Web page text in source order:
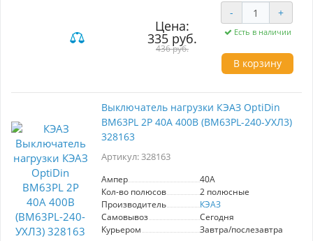
напряжении 400В. Обеспечивает надежную
работу в нормальных условиях и защиту при
аварийных ситуациях, таких как короткое
замыкание. Идеален для использования в
промышленных и бытовых электрических
Цена:
335 руб.
436 руб.
- +
Есть в наличии
В корзину
Выключатель нагрузки КЭАЗ OptiDin
ВМ63PL 2P 40А 400В (BM63PL-240-УХЛ3)
328163
Артикул: 328163
Ампер
40A
Кол-во полюсов
2 полюсные
Производитель
КЭАЗ
Самовывоз
Сегодня
Курьером
Завтра/послезавтра